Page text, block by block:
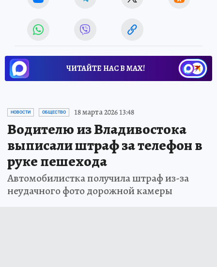
ЧИТАЙТЕ НАС В МАХ!
НОВОСТИ ОБЩЕСТВО 18 марта 2026 13:48
Водителю из Владивостока
выписали штраф за телефон в
руке пешехода
Автомобилистка получила штраф из-за
неудачного фото дорожной камеры